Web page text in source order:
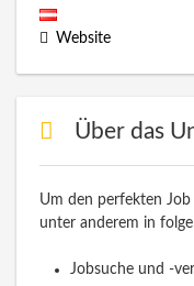
Website
Über das
Um den perfekten
unter anderem in
Jobsuche und -